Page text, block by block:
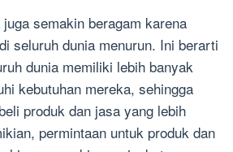
semakin beragam karena
seluruh dunia menurun. Ini berarti
dunia memiliki lebih banyak
kebutuhan mereka, sehingga
produk dan jasa yang lebih
permintaan untuk produk dan